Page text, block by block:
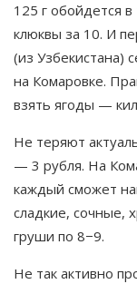
125 г обойдется
клюквы за 10. И
(из Узбекистана)
на Комаровке.
взять ягоды —
Не теряют
— 3 рубля. На
каждый сможет
сладкие, сочные,
груши по 8−9.
Не так активно